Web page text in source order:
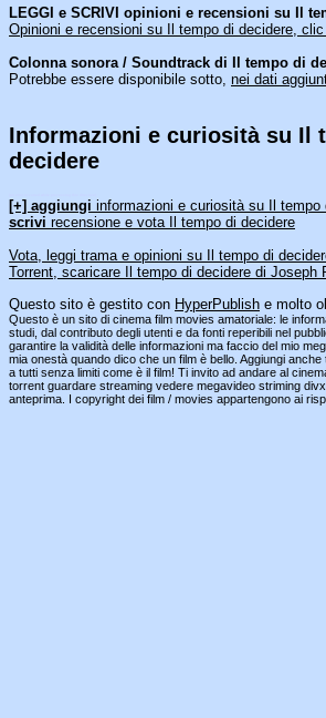
LEGGI e SCRIVI opinioni e recensioni su Il
Opinioni e recensioni su Il tempo di decidere,
Colonna sonora / Soundtrack di Il tempo di
Potrebbe essere disponibile sotto, nei dati
Informazioni e curiosità su Il
decidere
[+] aggiungi informazioni e curiosità su Il tempo
scrivi recensione e vota Il tempo di decidere
Vota, leggi trama e opinioni su Il tempo di
Torrent, scaricare Il tempo di decidere di Joseph
Questo sito è gestito con HyperPublish e molto
Questo è un sito di cinema film movies amatoriale: le
studi, dal contributo degli utenti e da fonti reperibili nel
garantire la validità delle informazioni ma faccio del mio
mia onestà quando dico che un film è bello. Aggiungi
a tutti senza limiti come è il film! Ti invito ad andare al
torrent guardare streaming vedere megavideo striming
anteprima. I copyright dei film / movies appartengono ai